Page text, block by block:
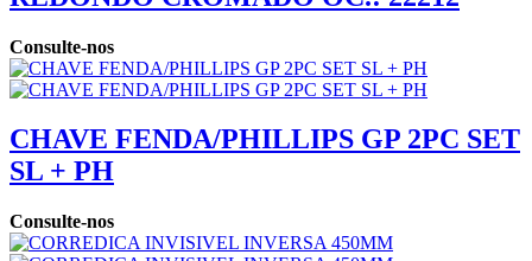
Consulte-nos
CHAVE FENDA/PHILLIPS GP 2PC SET
SL + PH
Consulte-nos